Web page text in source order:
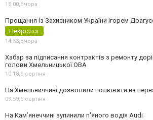
15:00,Вчора
Прощання із Захисником України Ігорем
Некролог
14:53,Вчора
Хабар за підписання контрактів з ремонту
голови Хмельницької ОВА
10:18,6 серпня
На Хмельниччині дозволили полювати на
09:59,6 серпня
На Камʼянеччині зупинили п'яного водія Audi